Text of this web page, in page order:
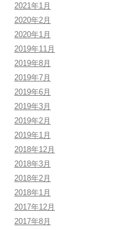
2021年1月
2020年2月
2020年1月
2019年11月
2019年8月
2019年7月
2019年6月
2019年3月
2019年2月
2019年1月
2018年12月
2018年3月
2018年2月
2018年1月
2017年12月
2017年8月